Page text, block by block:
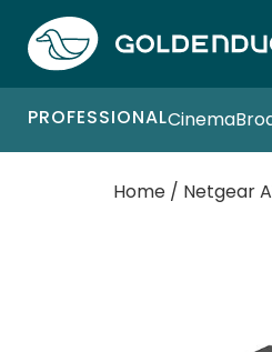
PROFESSIONALCinema
Home / Netgear